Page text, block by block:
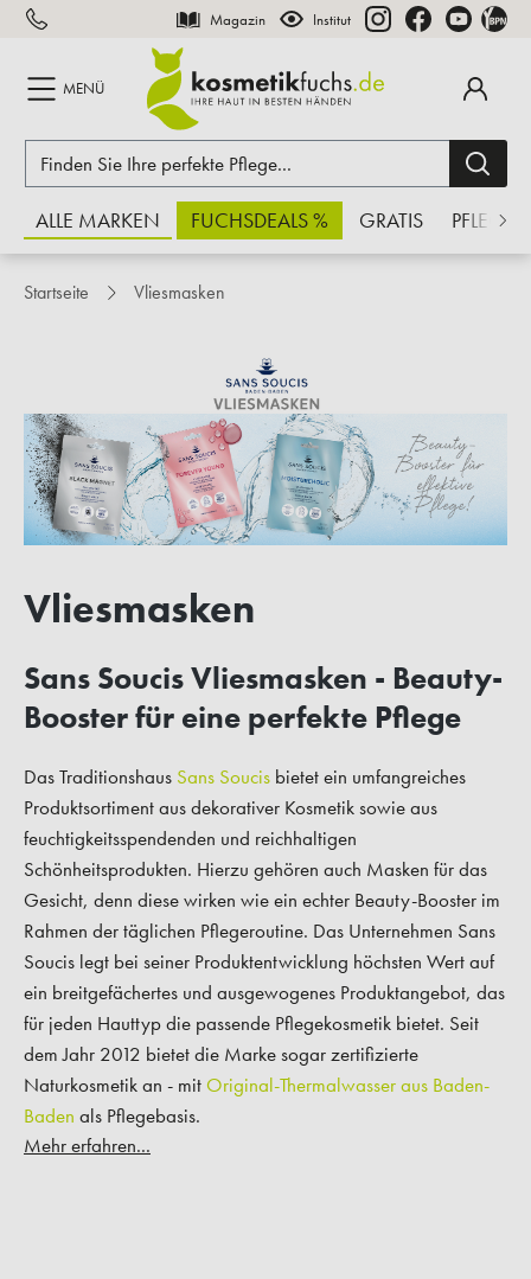
springen Magazin Institut
MENÜ
ALLE MARKEN FUCHSDEALS % GRATIS PFLEGE
Startseite Vliesmasken
Vliesmasken
Sans Soucis Vliesmasken - Beauty-
Booster für eine perfekte Pflege
Das Traditionshaus Sans Soucis bietet ein umfangreiches
Produktsortiment aus dekorativer Kosmetik sowie aus
feuchtigkeitsspendenden und reichhaltigen
Schönheitsprodukten. Hierzu gehören auch Masken für das
Gesicht, denn diese wirken wie ein echter Beauty-Booster im
Rahmen der täglichen Pflegeroutine. Das Unternehmen Sans
Soucis legt bei seiner Produktentwicklung höchsten Wert auf
ein breitgefächertes und ausgewogenes Produktangebot, das
für jeden Hauttyp die passende Pflegekosmetik bietet. Seit
dem Jahr 2012 bietet die Marke sogar zertifizierte
Naturkosmetik an - mitOriginal-Thermalwasser aus Baden-
Baden als Pflegebasis.
Mehr erfahren...